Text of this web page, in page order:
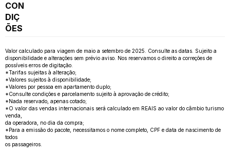
CON
DIÇ
ÕES
Valor calculado para viagem de maio a setembro de 2025. Consulte as datas. Sujeito a
disponibilidade e alterações sem prévio aviso. Nos reservamos o direito a correções de
possíveis erros de digitação.
*Tarifas sujeitas à alteração;
*Valores sujeitos à disponibilidade;
*Valores por pessoa em apartamento duplo;
*Consulte condições e parcelamento sujeito à aprovação de crédito;
*Nada reservado, apenas cotado;
*O valor das vendas internacionais será calculado em REAIS ao valor do câmbio turismo
venda,
da operadora, no dia da compra;
*Para a emissão do pacote, necessitamos o nome completo, CPF e data de nascimento de
todos
os passageiros.